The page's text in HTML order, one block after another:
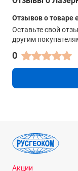
Отзывов о товаре
Оставьте свой
другим
0
Акции